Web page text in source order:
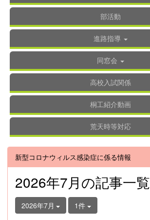
部活動
進路指導
同窓会
高校入試関係
桐工紹介動画
荒天時等対応
新型コロナウィルス感染症に係る情報
2026年7月の記事一覧
2026年7月 1件